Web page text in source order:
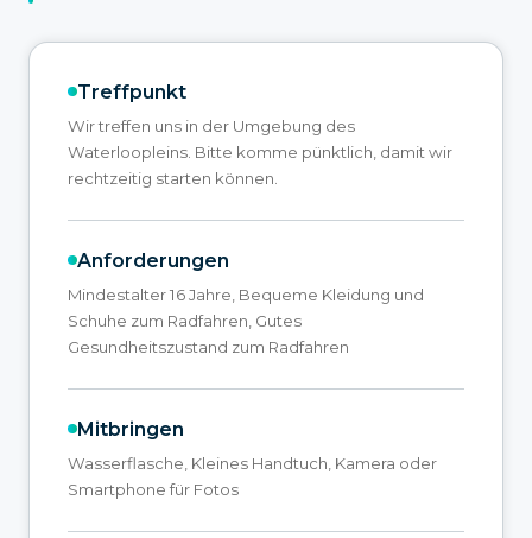
Treffpunkt
Wir treffen uns in der Umgebung des
Waterloopleins. Bitte komme pünktlich, damit wir
rechtzeitig starten können.
Anforderungen
Mindestalter 16 Jahre, Bequeme Kleidung und
Schuhe zum Radfahren, Gutes
Gesundheitszustand zum Radfahren
Mitbringen
Wasserflasche, Kleines Handtuch, Kamera oder
Smartphone für Fotos